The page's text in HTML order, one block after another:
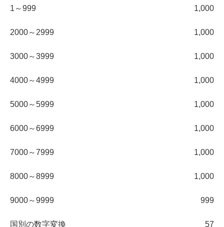
1～999 1,000
2000～2999 1,000
3000～3999 1,000
4000～4999 1,000
5000～5999 1,000
6000～6999 1,000
7000～7999 1,000
8000～8999 1,000
9000～9999 999
国別の数字変換 57